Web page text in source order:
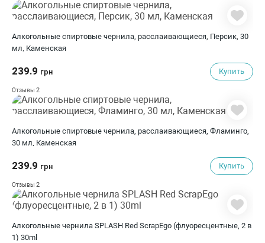
Алкогольные спиртовые чернила, расслаивающиеся, Персик, 30
мл, Каменская
239.9 грн Купить
Отзывы 2
Алкогольные спиртовые чернила, расслаивающиеся, Фламинго,
30 мл, Каменская
239.9 грн Купить
Отзывы 2
Алкогольные чернилa SPLASH Red ScrapEgo (флуоресцентные, 2 в
1) 30ml